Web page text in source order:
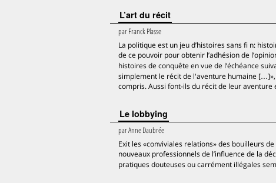
L’art du récit
parFranck Plasse
La politique est un jeu d’histoires sans fi n:
de ce pouvoir pour obtenir l’adhésion de
histoires de conquête en vue de l’échéance
simplement le récit de l'aventure humaine […]»,
compris. Aussi font-ils du récit de leur
Le lobbying
parAnne Daubrée
Exit les «conviviales relations» des bouilleurs
nouveaux professionnels de l’influence de la
pratiques douteuses ou carrément illégales